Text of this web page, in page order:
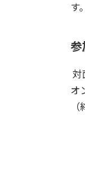
す
参
対
オ